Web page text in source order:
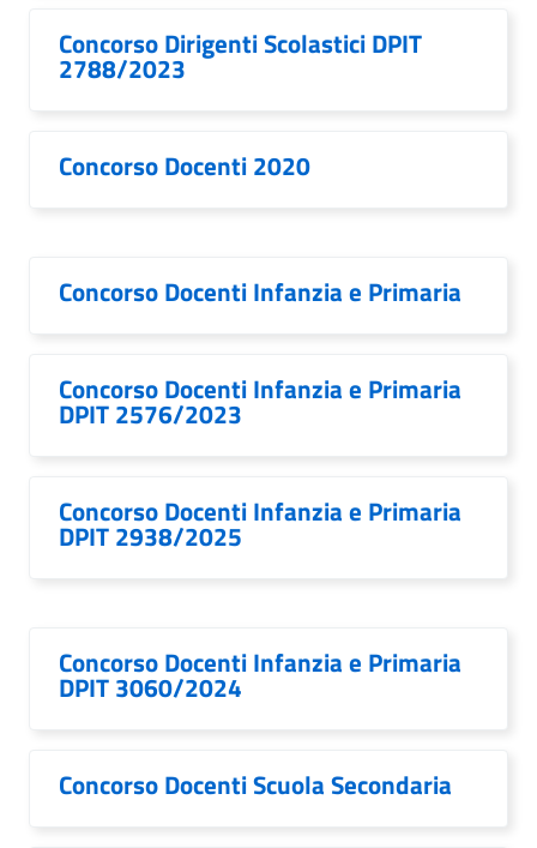
Concorso Dirigenti Scolastici DPIT
2788/2023
Concorso Docenti 2020
Concorso Docenti Infanzia e Primaria
Concorso Docenti Infanzia e Primaria
DPIT 2576/2023
Concorso Docenti Infanzia e Primaria
DPIT 2938/2025
Concorso Docenti Infanzia e Primaria
DPIT 3060/2024
Concorso Docenti Scuola Secondaria